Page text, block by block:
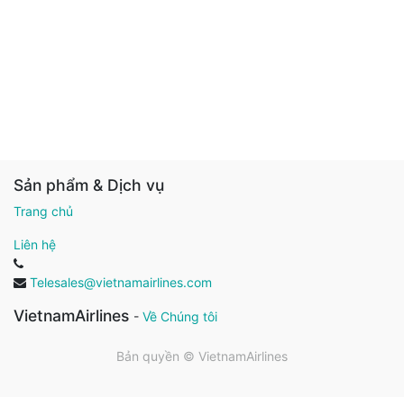
Sản phẩm & Dịch vụ
Trang chủ
Liên hệ
Telesales@vietnamairlines.com
VietnamAirlines - Về Chúng tôi
Bản quyền © VietnamAirlines